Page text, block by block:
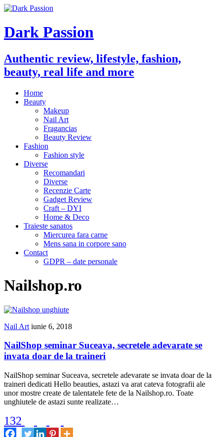
Dark Passion
Authentic review, lifestyle, fashion,
beauty, real life and more
Home
Beauty
Makeup
Nail Art
Fragancias
Beauty Review
Fashion
Fashion style
Diverse
Recomandari
Diverse
Recenzie Carte
Gadget Review
Craft – DYI
Home & Deco
Traieste sanatos
Miercurea fara carne
Mens sana in corpore sano
Contact
GDPR – date personale
Nailshop.ro
Nail Art iunie 6, 2018
NailShop seminar Suceava, secretele adevarate se
invata doar de la traineri
NailShop seminar Suceava, secretele adevarate se invata doar de la
traineri dedicati Hello beauties, astazi va arat cateva fotografii ale
unor mostre create de talentatele fete de la Nailshop.ro. Toate
unghiutele de astazi sunte realizate…
132